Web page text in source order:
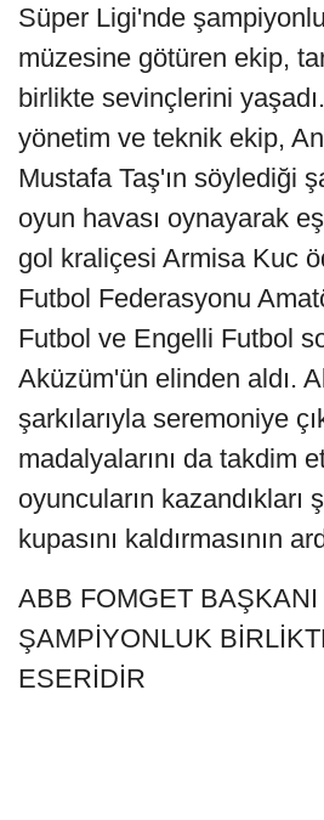
Süper Ligi'nde
müzesine götüren ekip,
birlikte sevinçlerini
yönetim ve teknik ekip,
Mustafa Taş'ın söylediği
oyun havası oynayarak
gol kraliçesi Armisa Kuc
Futbol Federasyonu
Futbol ve Engelli Futbol
Aküzüm'ün elinden aldı.
şarkılarıyla seremoniye
madalyalarını da takdim
oyuncuların kazandıkları
kupasını kaldırmasının
ABB FOMGET
ŞAMPİYONLUK
ESERİDİR